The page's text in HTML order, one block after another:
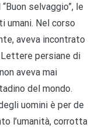
selvaggio”, le
umani. Nel corso
aveva incontrato
persiane di
aveva mai
del mondo.
uomini è per de
l’umanità, corrotta